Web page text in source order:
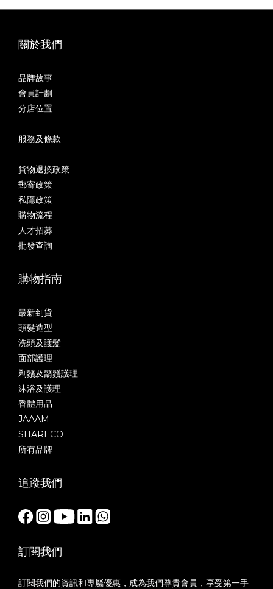
關於我們
品牌故事
會員計劃
分店位置
服務及條款
貨物退換政策
郵寄政策
私隱政策
購物流程
人才招募
批發查詢
購物指南
最新到貨
頭髮造型
洗頭及護髮
面部護理
剃鬚及鬍鬚護理
沐浴及護理
香體用品
JAAAM
SHARECO
所有品牌
追蹤我們
訂閱我們
訂閱我們的資訊和專屬優惠，成為我們尊貴會員，享受第一手